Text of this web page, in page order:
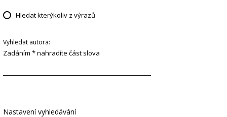
Hledat kterýkoliv z výrazů
Vyhledat autora:
Zadáním * nahradíte část slova
Nastavení vyhledávání